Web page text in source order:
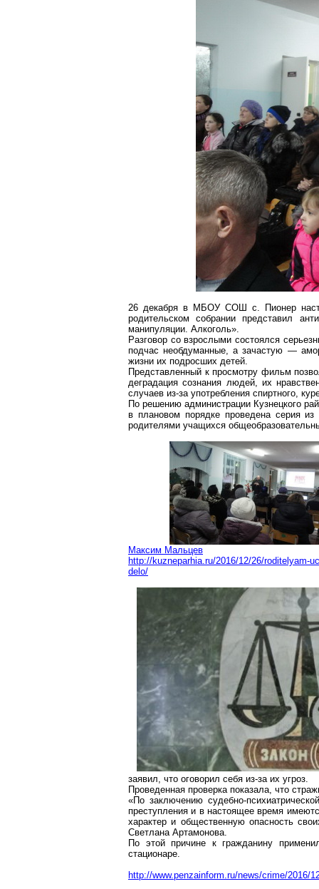
26 декабря в МБОУ СОШ с. Пионер
родительском собрании представил
манипуляции. Алкоголь».
Разговор совзрослыми состоялся
подчас необдуманные, а зачастую —
жизни их подросших детей.
Представленный к просмотру фильм
деградация сознания людей, их
случаев из-за употребления спиртного,
По решению администрации Кузнецкого
в плановом порядке проведена серия
родителями учащихся
Максим Мальцев
http://kuzneparhia.ru/2016/12/26/roditelyam-
delo/
заявил, что оговорил себя из-за их угроз.
Проведенная проверка показала, что
«По заключению судебно-
преступления и в настоящее время
характер и общественную опасность
Светлана Артамонова.
По этой причине к гражданину
стационаре.
http://www.penzainform.ru/news/crime/2016/